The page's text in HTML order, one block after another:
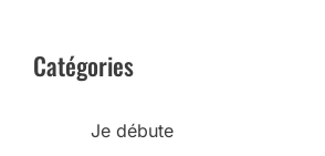
Catégories
Je débute